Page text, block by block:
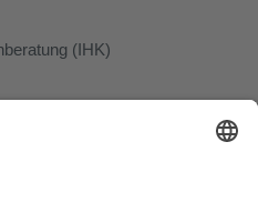
(IHK)
0231 58 68 57 48